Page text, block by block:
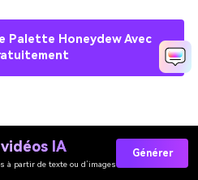
Palette Honeydew Avec
IA
à partir de texte ou d’images
Générer